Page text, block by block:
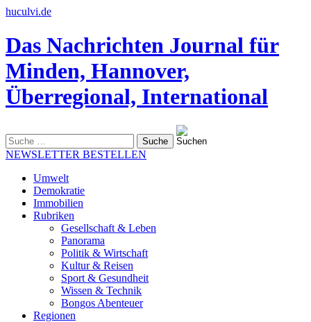
huculvi.de
Das Nachrichten Journal für
Minden, Hannover,
Überregional, International
nach:
NEWSLETTER BESTELLEN
Umwelt
Demokratie
Immobilien
Rubriken
Gesellschaft & Leben
Panorama
Politik & Wirtschaft
Kultur & Reisen
Sport & Gesundheit
Wissen & Technik
Bongos Abenteuer
Regionen